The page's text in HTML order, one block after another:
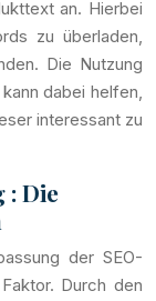
an. Hierbei
zu überladen,
Die Nutzung
dabei helfen,
interessant zu
: Die
der SEO-
Durch den